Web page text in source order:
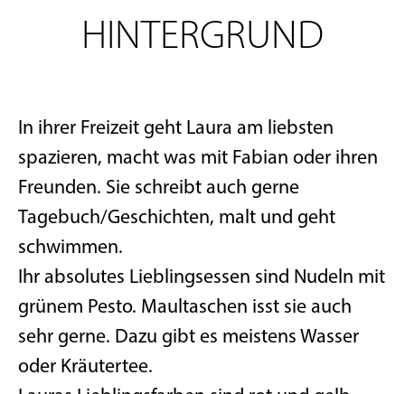
HINTERGRUND
In ihrer Freizeit geht Laura am liebsten
spazieren, macht was mit Fabian oder ihren
Freunden. Sie schreibt auch gerne
Tagebuch/Geschichten, malt und geht
schwimmen.
Ihr absolutes Lieblingsessen sind Nudeln mit
grünem Pesto. Maultaschen isst sie auch
sehr gerne. Dazu gibt es meistens Wasser
oder Kräutertee.